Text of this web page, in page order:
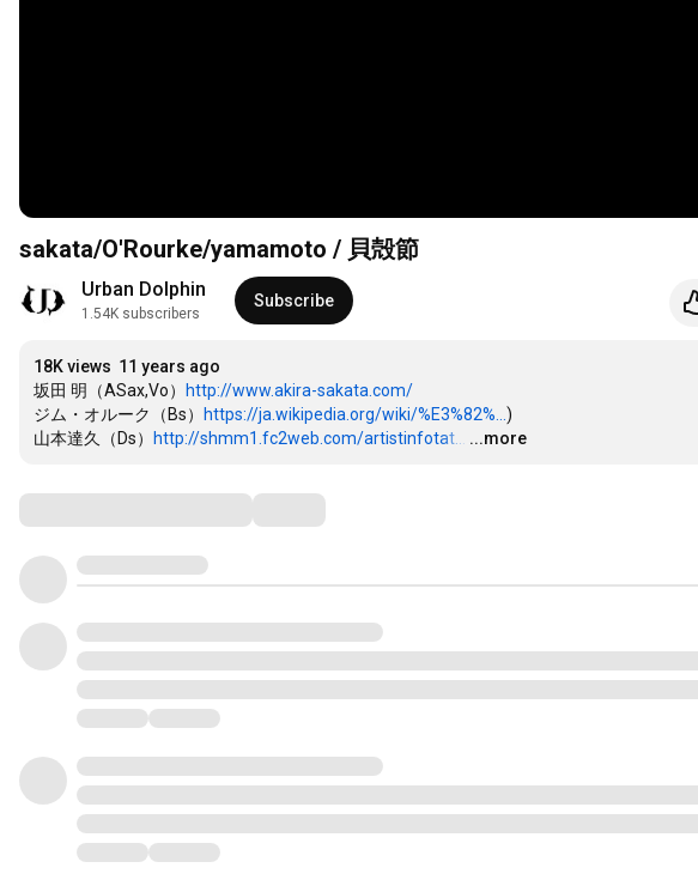
sakata/O'Rourke/yamamoto / 貝殻節
Urban Dolphin
1.54K subscribers
Subscribe
18K views 11 years ago
坂田 明（ASax,Vo）
http://www.akira-sakata.com/
ジム・オルーク（Bs）
https://ja.wikipedia.org/wiki/%E3%82%... )
山本達久（Ds）
http://shmm1.fc2web.com/artistinfotat... …
...more